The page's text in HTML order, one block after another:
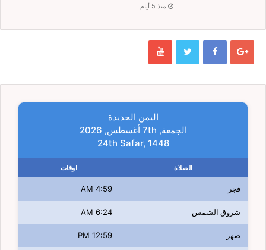
منذ 5 أيام
اليمن الحديدة
الجمعة, 7th أغسطس, 2026
24th Safar, 1448
الصلاة اوقات
فجر 4:59 AM
شروق الشمس 6:24 AM
ضهر 12:59 PM